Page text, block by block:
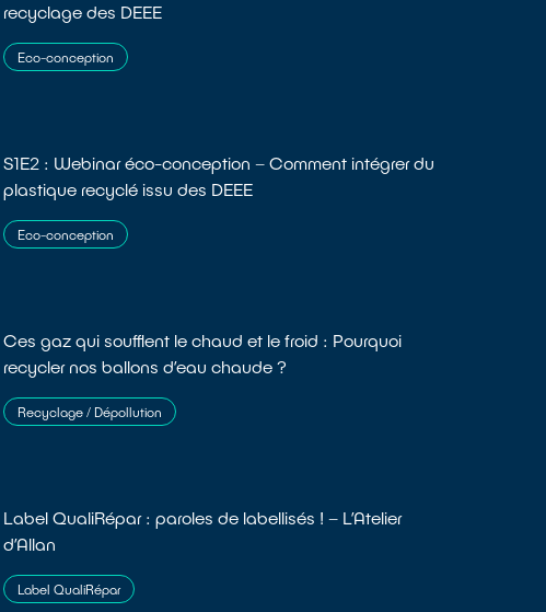
recyclage des DEEE
Eco-conception
S1E2 : Webinar éco-conception – Comment intégrer du
plastique recyclé issu des DEEE
Eco-conception
Ces gaz qui soufflent le chaud et le froid : Pourquoi
recycler nos ballons d’eau chaude ?
Recyclage / Dépollution
Label QualiRépar : paroles de labellisés ! – L’Atelier
d’Allan
Label QualiRépar